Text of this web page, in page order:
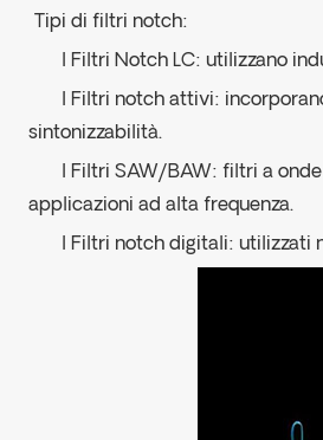
Tipi di filtri notch:
l Filtri Notch LC: utilizzano
l Filtri notch attivi:
sintonizzabilità.
l Filtri SAW/BAW: filtri a
applicazioni ad alta frequenza.
l Filtri notch digitali: utilizzati